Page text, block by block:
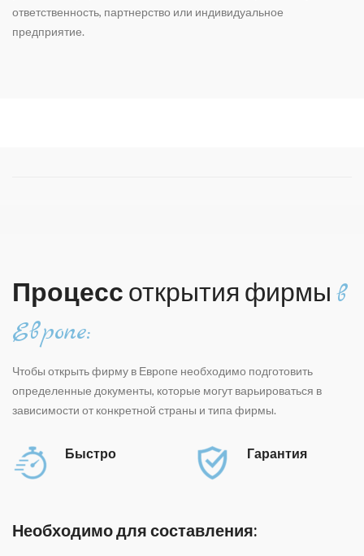
ответственность, партнерство или индивидуальное
предприятие.
Процесс открытия фирмы в
Европе:
Чтобы открыть фирму в Европе необходимо подготовить
определенные документы, которые могут варьироваться в
зависимости от конкретной страны и типа фирмы.
Быстро Гарантия
Необходимо для составления: